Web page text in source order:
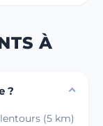
À
?
(5 km)